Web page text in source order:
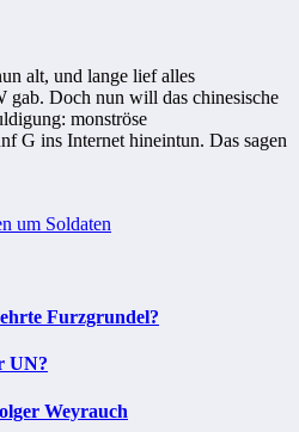
alt, und lange lief alles
gab. Doch nun will das chinesische
monströse
G ins Internet hineintun. Das sagen
um Soldaten
Furzgrundel?
UN?
Weyrauch